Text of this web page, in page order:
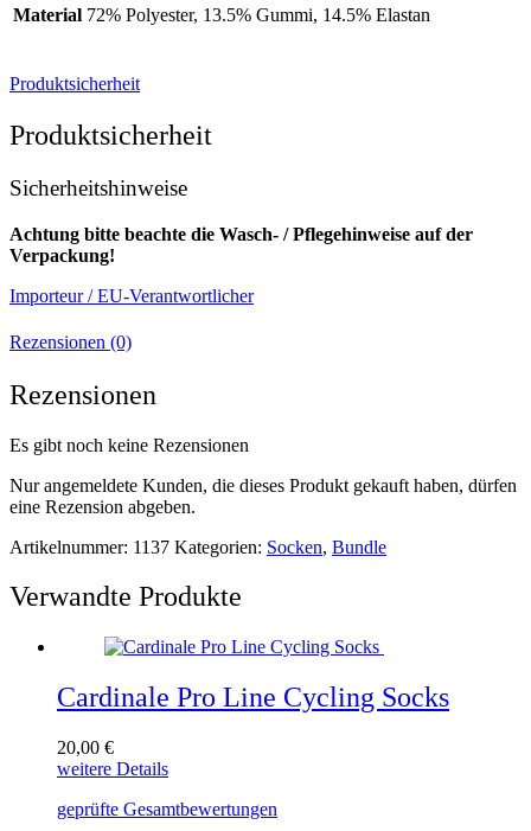
Material 72% Polyester, 13.5% Gummi, 14.5% Elastan
Produktsicherheit
Produktsicherheit
Sicherheitshinweise
Achtung bitte beachte die Wasch- / Pflegehinweise auf der
Verpackung!
Importeur / EU-Verantwortlicher
Rezensionen (0)
Rezensionen
Es gibt noch keine Rezensionen
Nur angemeldete Kunden, die dieses Produkt gekauft haben, dürfen
eine Rezension abgeben.
Artikelnummer: 1137 Kategorien: Socken, Bundle
Verwandte Produkte
Cardinale Pro Line Cycling Socks
20,00 €
weitere DetailsDieses
weist
geprüfte Gesamtbewertungen